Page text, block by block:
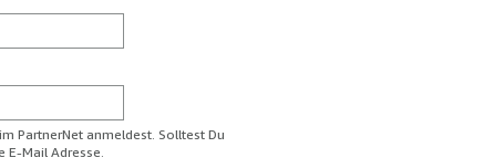
PartnerNet anmeldest. Solltest Du
E-Mail Adresse.